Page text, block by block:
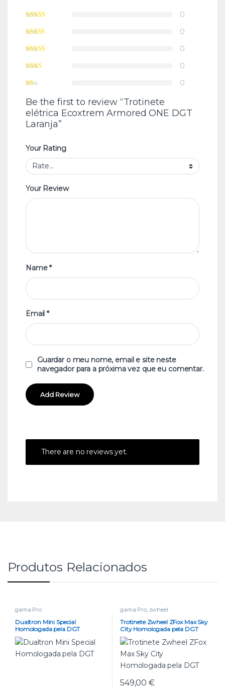
0
0
0
0
0
Be the first to review “Trotinete
elétrica Ecoxtrem Armored ONE DGT
Laranja”
Your Rating
Your Review
Name*
Email*
Guardar o meu nome, email e site neste
navegador para a próxima vez que eu comentar.
There are no reviews yet.
Produtos Relacionados
gama Pro
Dualtron Mini Special
Homologada pela DGT
gama Pro, zwheel
Trotinete Zwheel ZFox Max Sky
City Homologada pela DGT
549,00€